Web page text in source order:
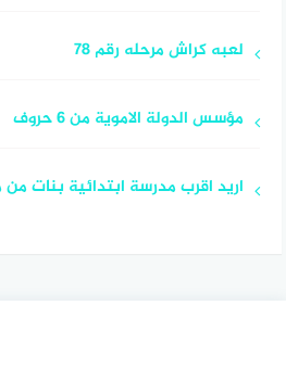
لعبه كراش مرحله رقم 78
مؤسس الدولة الاموية من 6 حروف
اريد اقرب مدرسة ابتدائية بنات